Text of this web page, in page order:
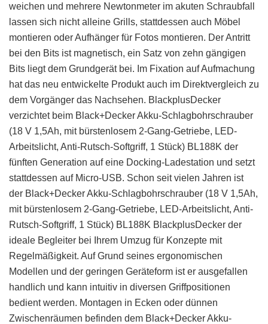
weichen und mehrere Newtonmeter im akuten Schraubfall
lassen sich nicht alleine Grills, stattdessen auch Möbel
montieren oder Aufhänger für Fotos montieren. Der Antritt
bei den Bits ist magnetisch, ein Satz von zehn gängigen
Bits liegt dem Grundgerät bei. Im Fixation auf Aufmachung
hat das neu entwickelte Produkt auch im Direktvergleich zu
dem Vorgänger das Nachsehen. BlackplusDecker
verzichtet beim Black+Decker Akku-Schlagbohrschrauber
(18 V 1,5Ah, mit bürstenlosem 2-Gang-Getriebe, LED-
Arbeitslicht, Anti-Rutsch-Softgriff, 1 Stück) BL188K der
fünften Generation auf eine Docking-Ladestation und setzt
stattdessen auf Micro-USB. Schon seit vielen Jahren ist
der Black+Decker Akku-Schlagbohrschrauber (18 V 1,5Ah,
mit bürstenlosem 2-Gang-Getriebe, LED-Arbeitslicht, Anti-
Rutsch-Softgriff, 1 Stück) BL188K BlackplusDecker der
ideale Begleiter bei Ihrem Umzug für Konzepte mit
Regelmäßigkeit. Auf Grund seines ergonomischen
Modellen und der geringen Geräteform ist er ausgefallen
handlich und kann intuitiv in diversen Griffpositionen
bedient werden. Montagen in Ecken oder dünnen
Zwischenräumen befinden dem Black+Decker Akku-